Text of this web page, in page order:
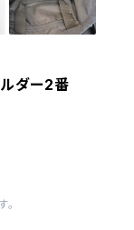
ダー2番